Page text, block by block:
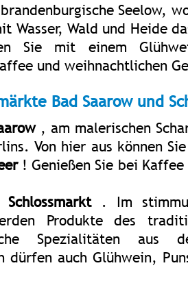
Seelow,
Wasser, Wald und Heide
Sie mit einem
und weihnachtlichen
Bad Saarow und
, am malerischen
Von hier aus können
! Genießen Sie bei
Schlossmarkt. Im
Produkte des
Spezialitäten aus
dürfen auch Glühwein,